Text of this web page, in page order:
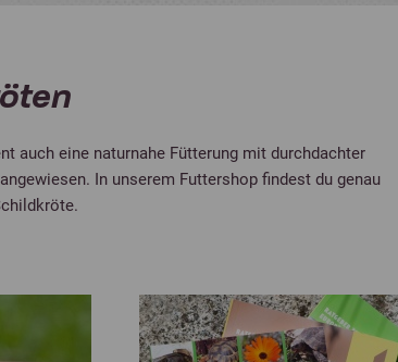
auch eine naturnahe Fütterung mit durchdachter
In unserem Futtershop findest du genau